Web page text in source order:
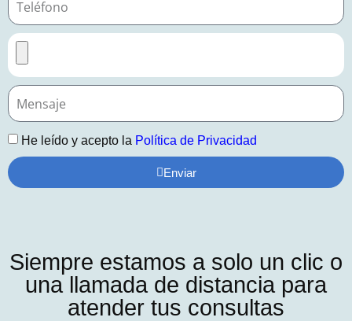
He leído y acepto la Política de Privacidad
Enviar
Siempre estamos a solo un clic o
una llamada de distancia para
atender tus consultas